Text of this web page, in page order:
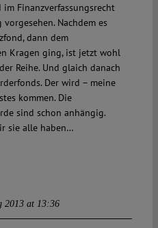
im Finanzverfassungsrecht
Nachdem es
dann dem
Kragen ging, ist jetzt wohl
Reihe. Und glaich danach
Der wird – meine
kommen. Die
sind schon anhängig.
sie alle haben…
2013 at 13:36